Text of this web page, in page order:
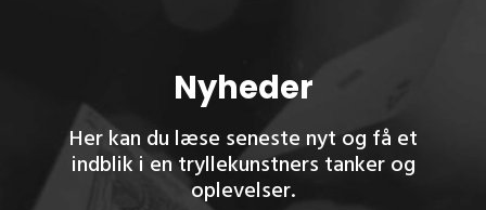
OM
REFERENCER
Nyheder
Her kan du læse seneste nyt og få et
indblik i en tryllekunstners tanker og
oplevelser.